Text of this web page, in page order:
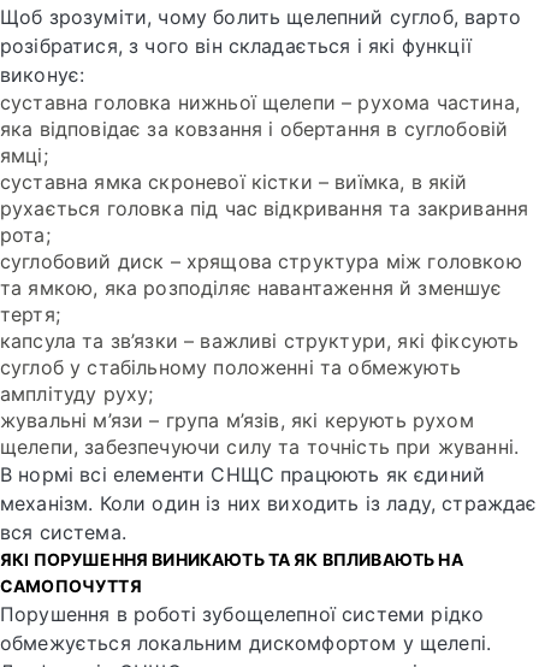
Щоб зрозуміти, чому болить щелепний суглоб, варто
розібратися, з чого він складається і які функції
виконує:
суставна головка нижньої щелепи – рухома частина,
яка відповідає за ковзання і обертання в суглобовій
ямці;
суставна ямка скроневої кістки – виїмка, в якій
рухається головка під час відкривання та закривання
рота;
суглобовий диск – хрящова структура між головкою
та ямкою, яка розподіляє навантаження й зменшує
тертя;
капсула та зв’язки – важливі структури, які фіксують
суглоб у стабільному положенні та обмежують
амплітуду руху;
жувальні м’язи – група м’язів, які керують рухом
щелепи, забезпечуючи силу та точність при жуванні.
В нормі всі елементи СНЩС працюють як єдиний
механізм. Коли один із них виходить із ладу, страждає
вся система.
ЯКІ ПОРУШЕННЯ ВИНИКАЮТЬ ТА ЯК ВПЛИВАЮТЬ НА
САМОПОЧУТТЯ
Порушення в роботі зубощелепної системи рідко
обмежується локальним дискомфортом у щелепі.